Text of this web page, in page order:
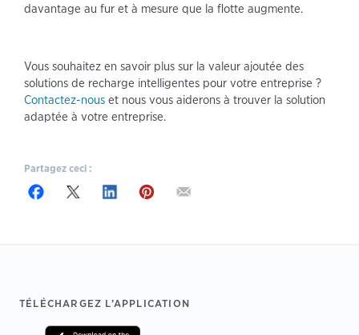
davantage au fur et à mesure que la flotte augmente.
Vous souhaitez en savoir plus sur la valeur ajoutée des
solutions de recharge intelligentes pour votre entreprise ?
Contactez-nous et nous vous aiderons à trouver la solution
adaptée à votre entreprise.
Partagez ceci :
Footer
TÉLÉCHARGEZ L’APPLICATION